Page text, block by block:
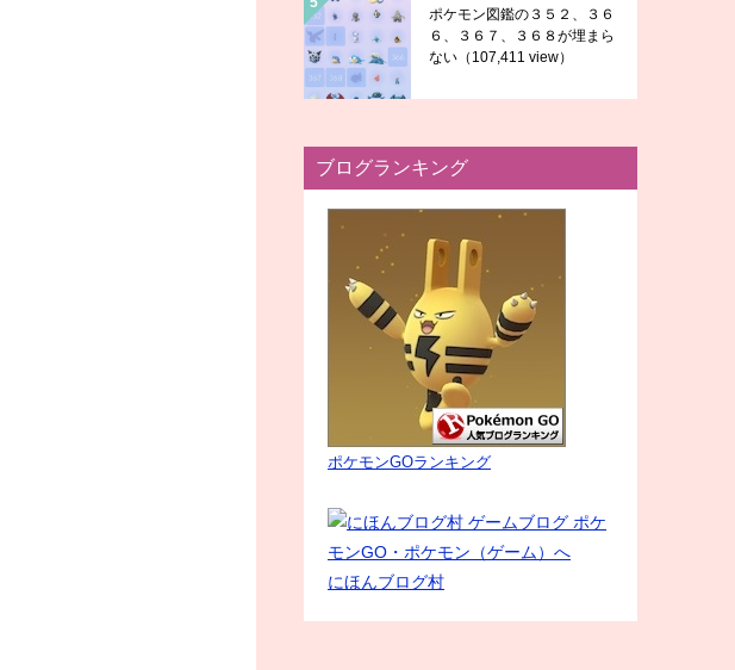
ポケモン図鑑の３５２、３６
６、３６７、３６８が埋まら
ない （107,411 view）
ブログランキング
ポケモンGOランキング
にほんブログ村